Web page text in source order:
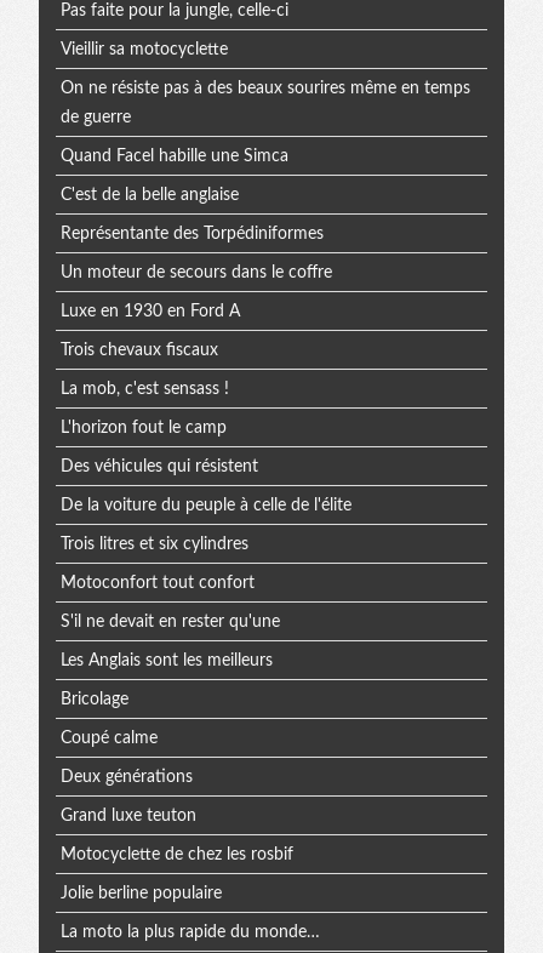
Pas faite pour la jungle, celle-ci
Vieillir sa motocyclette
On ne résiste pas à des beaux sourires même en temps
de guerre
Quand Facel habille une Simca
C'est de la belle anglaise
Représentante des Torpédiniformes
Un moteur de secours dans le coffre
Luxe en 1930 en Ford A
Trois chevaux fiscaux
La mob, c'est sensass !
L'horizon fout le camp
Des véhicules qui résistent
De la voiture du peuple à celle de l'élite
Trois litres et six cylindres
Motoconfort tout confort
S'il ne devait en rester qu'une
Les Anglais sont les meilleurs
Bricolage
Coupé calme
Deux générations
Grand luxe teuton
Motocyclette de chez les rosbif
Jolie berline populaire
La moto la plus rapide du monde…